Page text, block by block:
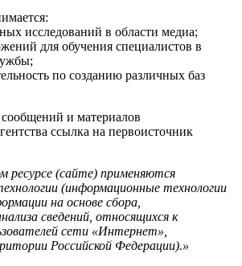
исследований в области медиа;
для обучения специалистов в
по созданию различных баз
и материалов
ссылка на первоисточник
ресурсе (сайте) применяются
(информационные технологии
на основе сбора,
сведений, относящихся к
сети «Интернет»,
Российской Федерации).»